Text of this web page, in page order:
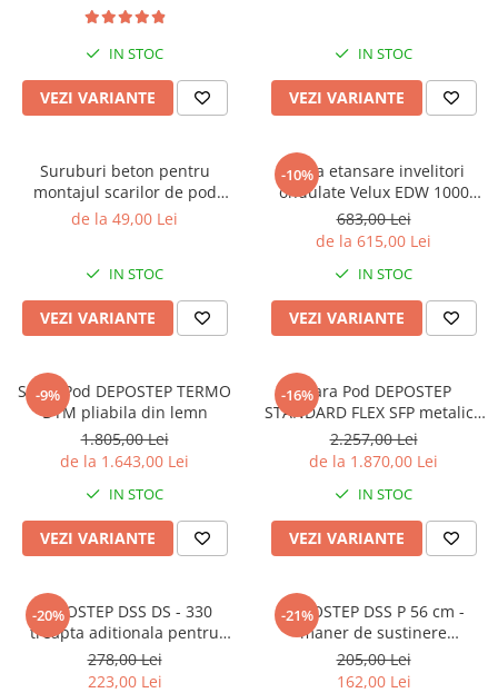
IN STOC
VEZI VARIANTE
IN STOC
VEZI VARIANTE
Suruburi beton pentru
montajul scarilor de pod
Depostep
de la 49,00 Lei
IN STOC
VEZI VARIANTE
-10%
Rama etansare invelitori
ondulate Velux EDW 1000
Basic
683,00 Lei
de la 615,00 Lei
IN STOC
VEZI VARIANTE
-9%
Scara Pod DEPOSTEP TERMO
DTM pliabila din lemn
1.805,00 Lei
de la 1.643,00 Lei
IN STOC
VEZI VARIANTE
-16%Scara Pod DEPOSTEP
STANDARD FLEX SFP metalica
tip pantograf cu toc de lemn
2.257,00 Lei
de la 1.870,00 Lei
IN STOC
VEZI VARIANTE
-20%
DEPOSTEP DSS DS - 330
treapta aditionala pentru
scara pod
278,00 Lei
223,00 Lei
-21%
DEPOSTEP DSS P 56 cm -
maner de sustinere
suplimentar scara pod
205,00 Lei
162,00 Lei